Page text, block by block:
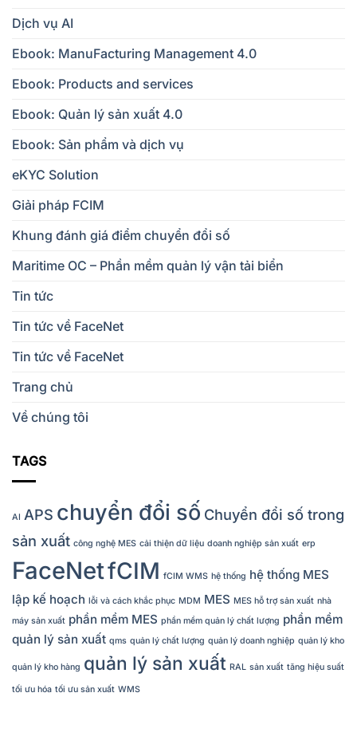
Dịch vụ AI
Ebook: ManuFacturing Management 4.0
Ebook: Products and services
Ebook: Quản lý sản xuất 4.0
Ebook: Sản phẩm và dịch vụ
eKYC Solution
Giải pháp FCIM
Khung đánh giá điểm chuyển đổi số
Maritime OC – Phần mềm quản lý vận tải biển
Tin tức
Tin tức về FaceNet
Tin tức về FaceNet
Trang chủ
Về chúng tôi
TAGS
AI APS chuyển đổi số Chuyển đổi số trong
sản xuất công nghệ MES cải thiện dữ liệu doanh nghiệp sản xuất erp
FaceNetfCIM fCIM WMS hệ thống hệ thống MES
lập kế hoạch lỗi và cách khắc phục MDM MES MES hỗ trợ sản xuất nhà
máy sản xuất phần mềm MES phần mềm quản lý chất lượng phần mềm
quản lý sản xuất qms quản lý chất lượng quản lý doanh nghiệp quản lý kho
quản lý kho hàng quản lý sản xuất RAL sản xuất tăng hiệu suất
tối ưu hóa tối ưu sản xuất WMS